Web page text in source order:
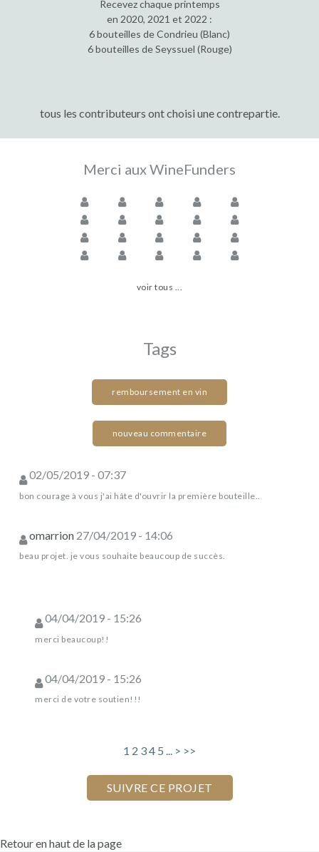
Recevez chaque printemps
en 2020, 2021 et 2022 :
6 bouteilles de Condrieu (Blanc)
6 bouteilles de Seyssuel (Rouge)
tous les contributeurs ont choisi une contrepartie.
Merci aux WineFunders
voir tous ...
Tags
remboursement en vin
nouveau commentaire
02/05/2019 - 07:37
bon courage à vous j'ai hâte d'ouvrir la première bouteille..
omarrion 27/04/2019 - 14:06
beau projet. je vous souhaite beaucoup de succès.
04/04/2019 - 15:26
merci beaucoup!!
04/04/2019 - 15:26
merci de votre soutien!!!
1 2 34 5 ... > >>
Retour en haut de la page